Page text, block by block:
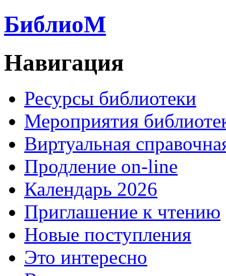
БиблиоМ
Навигация
Ресурсы библиотеки
Мероприятия
Виртуальная
Продление on-line
Календарь 2026
Приглашение к чтению
Новые поступления
Это интересно